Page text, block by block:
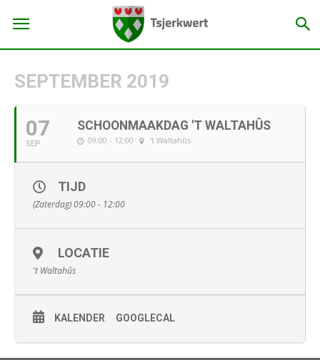
SEPTEMBER 2019
07
SEP
SCHOONMAAKDAG 'T WALTAHÛS
09:00 - 12:00 't Waltahûs
TIJD
(Zaterdag) 09:00 - 12:00
LOCATIE
't Waltahûs
KALENDER GOOGLECAL